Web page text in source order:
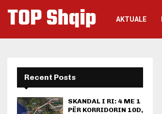
TOP Shqip AKTUALE
Recent Posts
SKANDAL I RI: 4 ME 1
PËR KORRIDORIN 10D,